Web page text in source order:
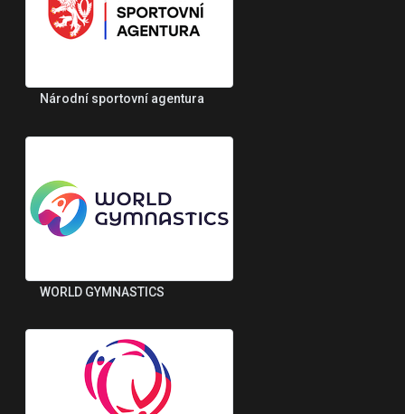
Národní sportovní agentura
WORLD GYMNASTICS